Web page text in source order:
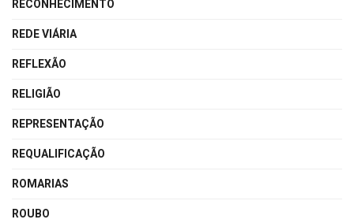
RECONHECIMENTO
REDE VIÁRIA
REFLEXÃO
RELIGIÃO
REPRESENTAÇÃO
REQUALIFICAÇÃO
ROMARIAS
ROUBO